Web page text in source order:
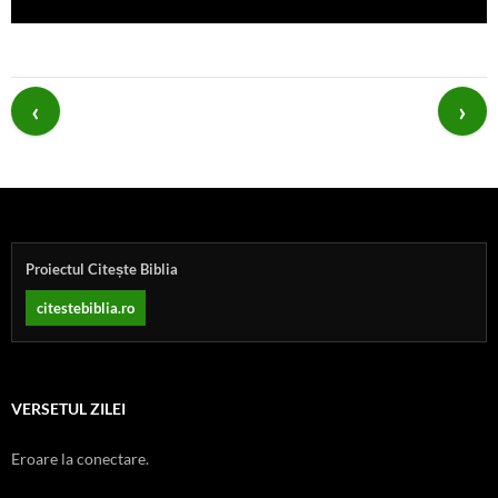
Post
navigation
Proiectul Citește Biblia
citestebiblia.ro
VERSETUL ZILEI
Eroare la conectare.